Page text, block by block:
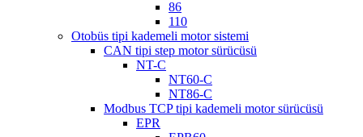
86
110
Otobüs tipi kademeli motor sistemi
CAN tipi step motor sürücüsü
NT-C
NT60-C
NT86-C
Modbus TCP tipi kademeli motor sürücüsü
EPR